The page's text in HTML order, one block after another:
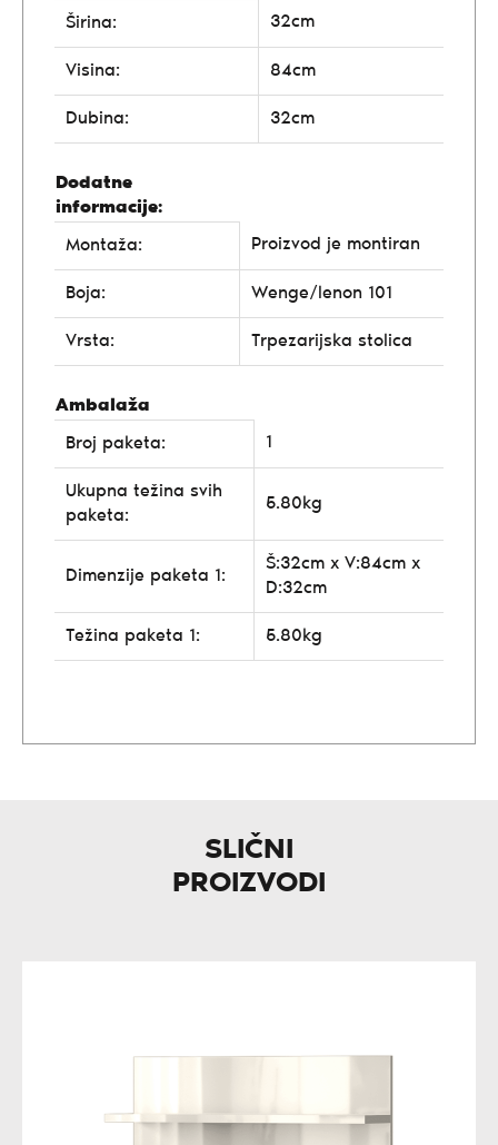
Širina:
32cm
Visina: 84cm
Dubina: 32cm
Dodatne
informacije:
Montaža:
Proizvod je montiran
Boja: Wenge/lenon 101
Vrsta: Trpezarijska stolica
Ambalaža
Broj paketa:
1
Ukupna težina svih
paketa:
5.80kg
Dimenzije paketa 1:
Š:32cm x V:84cm x
D:32cm
Težina paketa 1: 5.80kg
SLIČNI
PROIZVODI